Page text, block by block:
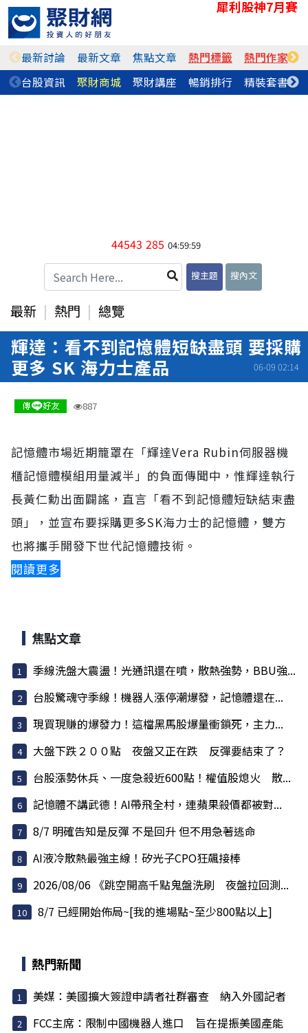
犀利股神7月賽
最新討論 最新文章 焦點文章 熱門標籤 熱門作家
台股資訊
聚財商城 聚財講座 暢銷排行 精裝套書
44543 285 04:59:59
搜主題 搜內文
最新 熱門 總覽
輝達：看不到記憶體短缺盡頭 要採購
更多 SK 海力士產品
06-09 02:14
887
記憶體市場近期籠罩在「輝達Vera Rubin伺服器機
櫃記憶體模組用量減半」的負面傳聞中，惟輝達執行
長黃仁勳出面闢謠，直言「看不到記憶體短缺結束盡
頭」，並宣布要採購更多SK海力士的記憶體，雙方
也將攜手開發下世代記憶體技術。
閱讀更多
焦點文章
季線洗盤大震盪！光通訊還在噴，散熱強勢，BBU強...
台股驚魂守季線！機器人漲停潮爆發，記憶體還在...
現買現賺的爆發力！這檔黑馬股爆量衝鎖死，主力...
大盤下跌２００點 夜盤又正在跌 反彈要結束了？
台股漲勢休兵、一度急殺近600點！權值股熄火 散...
記憶體不講武德！AI帶飛全村，連蘋果殺價都被對...
8/7 明確告知是反彈 不是回升 但不用急著逃命
AI液冷散熱最強主線！矽光子CPO狂飆接棒
2026/08/06 《跳空開高千點鬼盤洗刷 夜盤拉回測...
8/7 已經開始佈局~[我的進場點~至少800點以上]
熱門新聞
美媒：美國擴大簽證申請者社群審查 納入外國記者
FCC主席：限制中國機器人進口 旨在提振美國產能